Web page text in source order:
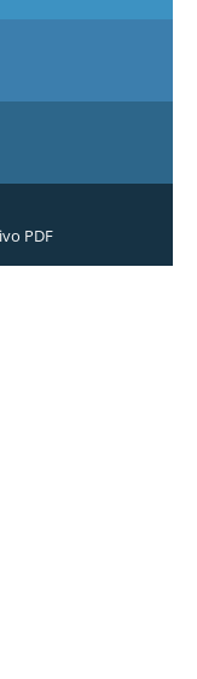
PDF